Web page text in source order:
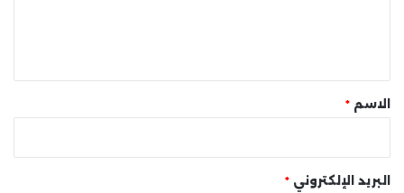
* الاسم *
البريد الإلكتروني *